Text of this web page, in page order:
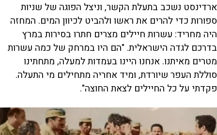
ארדינסט נשכב בתעלת הקשר, וניצל הפוגה של שניות
ספורות כדי להרים את ראשו ולהביט לכיוון המים. המחזה
היה מחריד: עשרות חיילים מצרים חתרו בסירות במרץ
בדרכם לגדה הישראלית. "הם היו במרחק של כמה עשרות
מטרים מאיתנו. אנחנו היינו בעמדות למעלה, מתחתינו
סוללת העפר שיורדת, ומיד אחריה מתחילים מי התעלה.
פקדתי על כל החיילים לצאת החוצה".